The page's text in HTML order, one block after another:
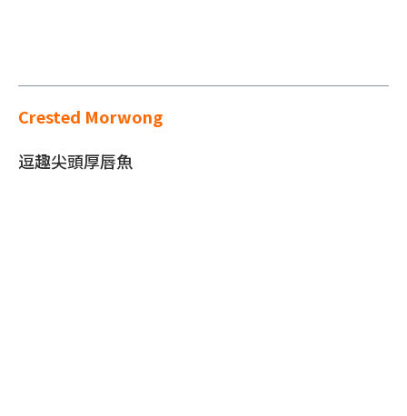
Crested Morwong
逗趣尖頭厚唇魚